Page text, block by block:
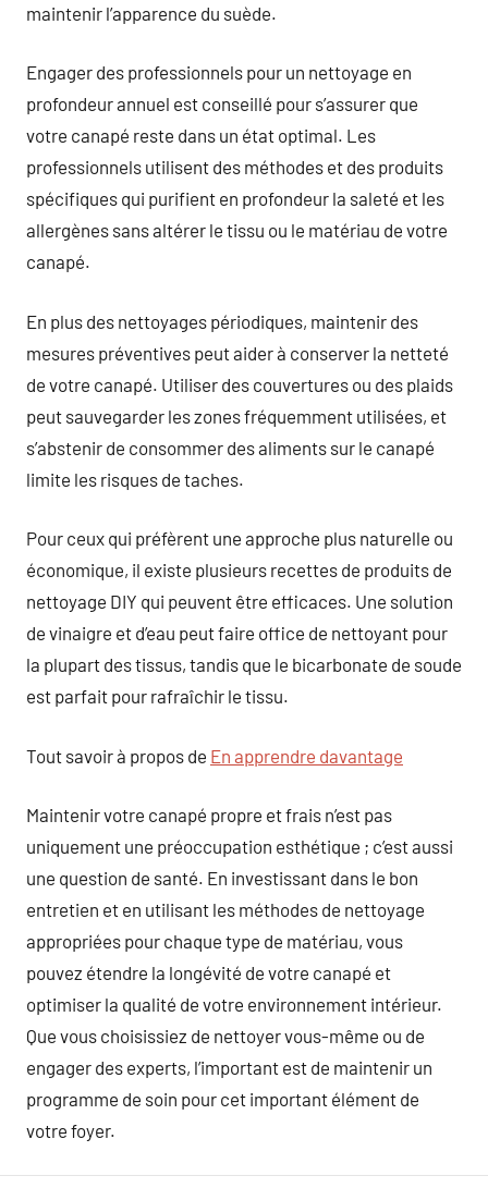
maintenir l’apparence du suède.
Engager des professionnels pour un nettoyage en
profondeur annuel est conseillé pour s’assurer que
votre canapé reste dans un état optimal. Les
professionnels utilisent des méthodes et des produits
spécifiques qui purifient en profondeur la saleté et les
allergènes sans altérer le tissu ou le matériau de votre
canapé.
En plus des nettoyages périodiques, maintenir des
mesures préventives peut aider à conserver la netteté
de votre canapé. Utiliser des couvertures ou des plaids
peut sauvegarder les zones fréquemment utilisées, et
s’abstenir de consommer des aliments sur le canapé
limite les risques de taches.
Pour ceux qui préfèrent une approche plus naturelle ou
économique, il existe plusieurs recettes de produits de
nettoyage DIY qui peuvent être efficaces. Une solution
de vinaigre et d’eau peut faire office de nettoyant pour
la plupart des tissus, tandis que le bicarbonate de soude
est parfait pour rafraîchir le tissu.
Tout savoir à propos de En apprendre davantage
Maintenir votre canapé propre et frais n’est pas
uniquement une préoccupation esthétique ; c’est aussi
une question de santé. En investissant dans le bon
entretien et en utilisant les méthodes de nettoyage
appropriées pour chaque type de matériau, vous
pouvez étendre la longévité de votre canapé et
optimiser la qualité de votre environnement intérieur.
Que vous choisissiez de nettoyer vous-même ou de
engager des experts, l’important est de maintenir un
programme de soin pour cet important élément de
votre foyer.